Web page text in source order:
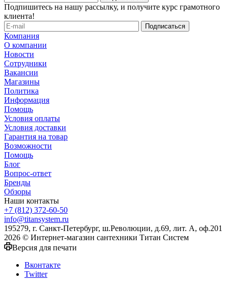
Подпишитесь на нашу рассылку, и получите курс грамотного
клиента!
Компания
О компании
Новости
Сотрудники
Вакансии
Магазины
Политика
Информация
Помощь
Условия оплаты
Условия доставки
Гарантия на товар
Возможности
Помощь
Блог
Вопрос-ответ
Бренды
Обзоры
Наши контакты
+7 (812) 372-60-50
info@titansystem.ru
195279, г. Санкт-Петербург, ш.Революции, д.69, лит. А, оф.201
2026 © Интернет-магазин сантехники Титан Систем
Версия для печати
Вконтакте
Twitter